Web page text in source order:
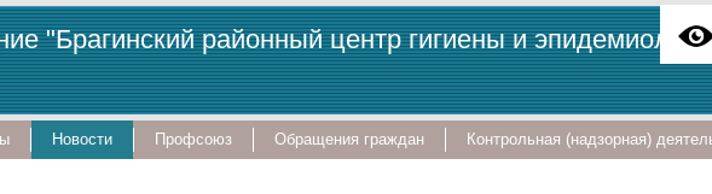
"Брагинский районный центр гигиены и
Новости Профсоюз Обращения граждан Контрольная (надзорная)